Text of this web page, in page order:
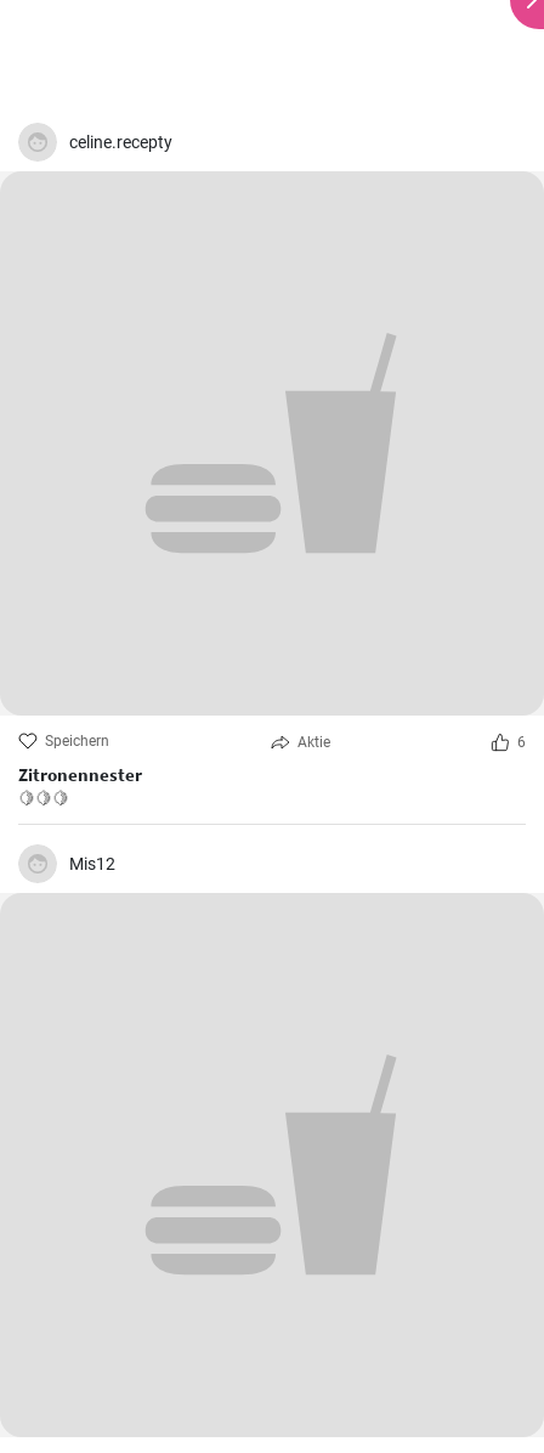
celine.recepty
Speichern Aktie 6
Zitronennester
🍋🍋🍋
Mis12